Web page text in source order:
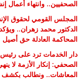
الصحفيين.. وانتهاء أعمال
المجلس القومي لحقوق
الدكتور محمد زهران..
المحاكمة العادلة حق أصيل
دار الخدمات ترد على رئيس
الصحفي: إنكار الأزمة لا
المعاشات.. ونطالب بكشف